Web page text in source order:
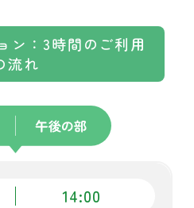
ン：3時間のご利用
流れ
14:00